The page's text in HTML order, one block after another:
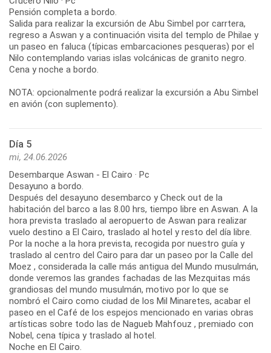
Pensión completa a bordo.
Salida para realizar la excursión de Abu Simbel por carrtera,
regreso a Aswan y a continuación visita del templo de Philae y
un paseo en faluca (típicas embarcaciones pesqueras) por el
Nilo contemplando varias islas volcánicas de granito negro.
Cena y noche a bordo.
NOTA: opcionalmente podrá realizar la excursión a Abu Simbel
en avión (con suplemento).
Día 5
mi, 24.06.2026
Desembarque Aswan - El Cairo · Pc
Desayuno a bordo.
Después del desayuno desembarco y Check out de la
habitación del barco a las 8.00 hrs, tiempo libre en Aswan. A la
hora prevista traslado al aeropuerto de Aswan para realizar
vuelo destino a El Cairo, traslado al hotel y resto del día libre.
Por la noche a la hora prevista, recogida por nuestro guía y
traslado al centro del Cairo para dar un paseo por la Calle del
Moez , considerada la calle más antigua del Mundo musulmán,
donde veremos las grandes fachadas de las Mezquitas más
grandiosas del mundo musulmán, motivo por lo que se
nombró el Cairo como ciudad de los Mil Minaretes, acabar el
paseo en el Café de los espejos mencionado en varias obras
artísticas sobre todo las de Nagueb Mahfouz , premiado con
Nobel, cena típica y traslado al hotel.
Noche en El Cairo.